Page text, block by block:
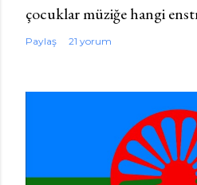
çocuklar müziğe hangi
Paylaş 21 yorum